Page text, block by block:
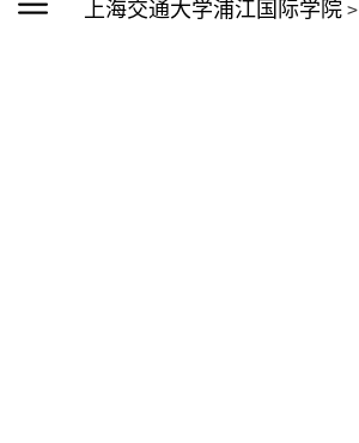
上海交通大学浦江国际学院>